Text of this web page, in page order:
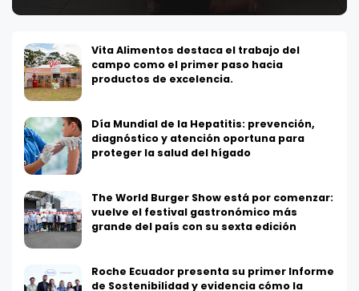
Vita Alimentos destaca el trabajo del
campo como el primer paso hacia
productos de excelencia.
Día Mundial de la Hepatitis: prevención,
diagnóstico y atención oportuna para
proteger la salud del hígado
The World Burger Show está por comenzar:
vuelve el festival gastronómico más
grande del país con su sexta edición
Roche Ecuador presenta su primer Informe
de Sostenibilidad y evidencia cómo la